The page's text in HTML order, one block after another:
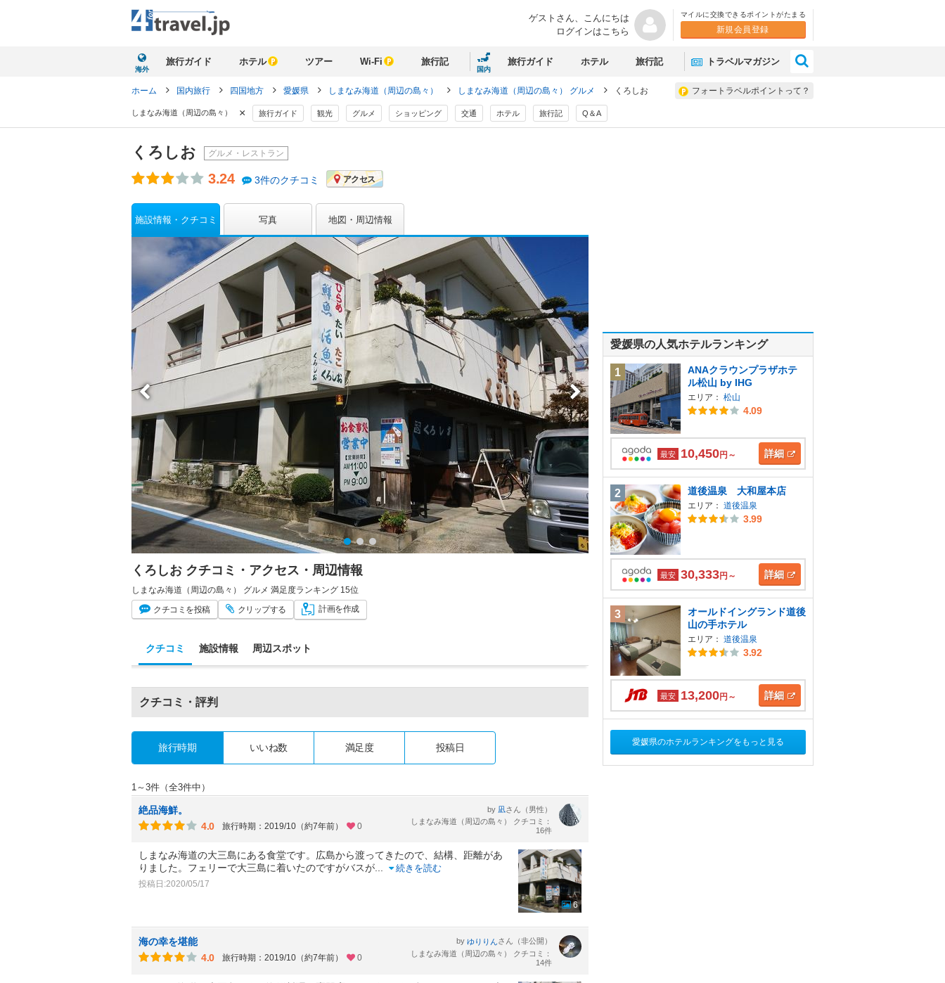
ゲストさん、 こんにちは
ログインはこちら
マイルに交換できるポイントがたまる
新規会員登録
海外
旅行ガイド ホテル ツアー Wi-Fi 旅行記
国内
旅行ガイド ホテル 旅行記 トラベルマガジン
フォートラベルポイントって？
ホーム 国内旅行 四国地方 愛媛県 しまなみ海道（周辺の島々） しまなみ海道（周辺の島々） グルメ くろしお
しまなみ海道（周辺の島々） × 旅行ガイド 観光 グルメ ショッピング 交通 ホテル 旅行記 Q＆A
くろしお グルメ・レストラン
3.24 3件のクチコミ アクセス
施設情報・クチコミ 写真 地図・周辺情報
くろしお クチコミ・アクセス・周辺情報
しまなみ海道（周辺の島々） グルメ 満足度ランキング 15位
クチコミ を投稿 クリップする 計画を作成
クチコミ 施設情報 周辺スポット
クチコミ・評判
旅行時期 いいね数 満足度 投稿日
1～3件（全3件中）
絶品海鮮。
4.0
旅行時期：2019/10（約7年前） 0
by 凪さん（男性）
しまなみ海道（周辺の島々） クチコミ：
16件
しまなみ海道の大三島にある食堂です。広島から渡ってきたので、結構、距離があ
りました。フェリーで大三島に着いたのですがバスが... 続きを読む
投稿日:2020/05/17
6
海の幸を堪能
4.0
旅行時期：2019/10（約7年前） 0
by ゆりりんさん（非公開）
しまなみ海道（周辺の島々） クチコミ：
14件
愛媛県の人気ホテルランキング
1
ANAクラウンプラザホテ
ル松山 by IHG
エリア： 松山
4.09
最安 10,450円～ 詳細
2 道後温泉 大和屋本店
エリア： 道後温泉
3.99
最安 30,333円～ 詳細
3
オールドイングランド道後
山の手ホテル
エリア： 道後温泉
3.92
最安 13,200円～ 詳細
愛媛県のホテルランキングをもっと見る